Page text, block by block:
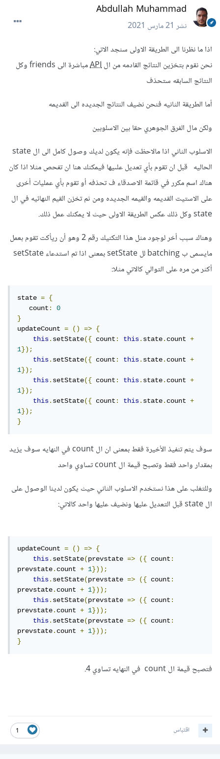
Abdullah Muhammad
نشر21 مارس 2021
اذا ما نظرنا الى الطريقة الاولى سنجد الاتي:
نحن نقوم بتخزين النتائج القادمه من الAPI
مباشرة الى friends وكل
النتائج السابقه ستحذف
أما الطريقة الثانيه فنحن نضيف النتائج الجديده الى القديمه
ولكن مال الفرق الجوهري حقا بين الاسلوبين
الاسلوب الثاني اذا مالاحظت فإنه يكون لديك وصول كامل الى ال state
الحاليه قبل ان تقوم بأي تعديل علىيها فيمكنك هنا ان تفحص مثلا اذا كان
هناك اسم مكرر في قائمة الاصدقاء ف تحذفه أو تقوم بأي عمليات أخرى
على الاستيت القديمه والقيمه الجديده ومن ثم تخزن القيم النهائيه في ال
state وكل ذلك عكس الطريقة الاولى حيث لا يمكنك عمل ذلك.
وهناك سبب أخر لوجود مثل هذا التكنيك رقم 2 وهو أن ريأكت تقوم بعمل
مايسمى ب batching لل setState بمعنى اذا تم استدعاء setState
أكثر من مره على التوالي كالاتي مثلا:
state =
{
   count
:
0
}
updateCount = () =>
{
this.setState({ count: this.state.count +
1});
this.setState({ count: this.state.count +
1});
this.setState({ count: this.state.count +
1});
this.setState({ count: this.state.count +
1});
}
سوف يتم تنفيذ الأخيرة فقط بمعنى ان ال count في النهايه سوف يزيد
بمقدار واحد فقط وتصبح قيمة ال count تساوي واحد
وللتغلب على هذا نستخدم الاسلوب الثاني حيث يكون لدينا الوصول على
ال state قبل التعديل عليها ونضيف عليها واحد كالاتي:
updateCount = () =>
{
this.setState(prevstate => ({ count:
prevstate.count + 1}));
this.setState(prevstate => ({ count:
prevstate.count + 1}));
this.setState(prevstate => ({ count:
prevstate.count + 1}));
this.setState(prevstate => ({ count:
prevstate.count + 1}));
}
فتصبح قيمة ال count في النهايه تساوي 4.
1 اقتباس